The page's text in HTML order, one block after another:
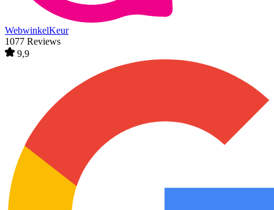
WebwinkelKeur
1077 Reviews
9,9